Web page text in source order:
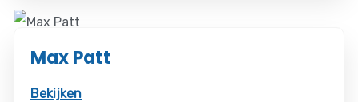
Max Patt
Bekijken